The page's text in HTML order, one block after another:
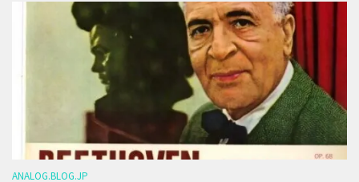
ANALOG.BLOG.JP